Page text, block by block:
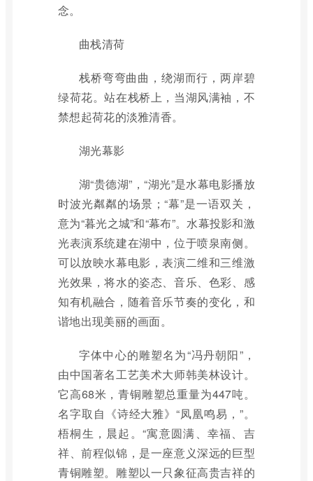
念。
曲栈清荷
栈桥弯弯曲曲，绕湖而行，两岸碧
绿荷花。站在栈桥上，当湖风满袖，不
禁想起荷花的淡雅清香。
湖光幕影
湖“贵德湖”，“湖光”是水幕电影播放
时波光粼粼的场景；“幕”是一语双关，
意为“暮光之城”和“幕布”。水幕投影和激
光表演系统建在湖中，位于喷泉南侧。
可以放映水幕电影，表演二维和三维激
光效果，将水的姿态、音乐、色彩、感
知有机融合，随着音乐节奏的变化，和
谐地出现美丽的画面。
字体中心的雕塑名为“冯丹朝阳”，
由中国著名工艺美术大师韩美林设计。
它高68米，青铜雕塑总重量为447吨。
名字取自《诗经大雅》“凤凰鸣易，”。
梧桐生，晨起。“寓意圆满、幸福、吉
祥、前程似锦，是一座意义深远的巨型
青铜雕塑。雕塑以一只象征高贵吉祥的